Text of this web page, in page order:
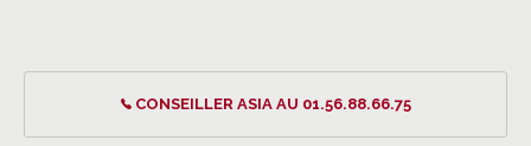
CONSEILLER ASIA AU 01.56.88.66.75